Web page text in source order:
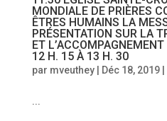
MONDIALE DE PRIÈRES
ÊTRES HUMAINS LA
PRÉSENTATION SUR LA
ET
12 H. 15 À 13 H. 30
par mveuthey| Déc 18, 2019|
...